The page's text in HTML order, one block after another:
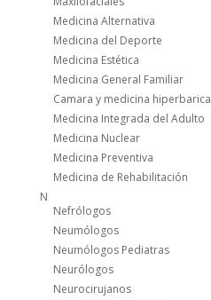
Medicina Alternativa
Medicina del Deporte
Medicina Estética
Medicina General Familiar
Camara y medicina hiperbarica
Medicina Integrada del Adulto
Medicina Nuclear
Medicina Preventiva
Medicina de Rehabilitación
N
Nefrólogos
Neumólogos
Neumólogos Pediatras
Neurólogos
Neurocirujanos